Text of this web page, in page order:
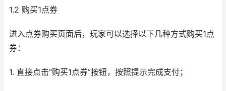
1.2 购买1点券
进入点券购买页面后，玩家可以选择以下几种方式购买1点
券：
1. 直接点击“购买1点券”按钮，按照提示完成支付；